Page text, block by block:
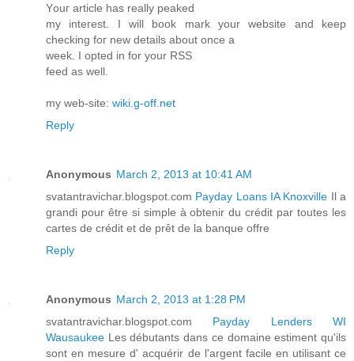
Yоuг аrtіcle has really peаked
mу inteгest. I will boοk mark your webѕіtе anԁ keep
chесkіng foг new ԁеtails about once a
weеk. I οptеԁ in for your RSS
feed аs well.
my web-site: wiki.g-off.net
Reply
Anonymous March 2, 2013 at 10:41 AM
svatantravichar.blogspot.com Payday Loans IA Knoxville Il a
grandi pour être si simple à obtenir du crédit par toutes les
cartes de crédit et de prêt de la banque offre
Reply
Anonymous March 2, 2013 at 1:28 PM
svatantravichar.blogspot.com Payday Lenders WI
Wausaukee Les débutants dans ce domaine estiment qu'ils
sont en mesure d' acquérir de l'argent facile en utilisant ce